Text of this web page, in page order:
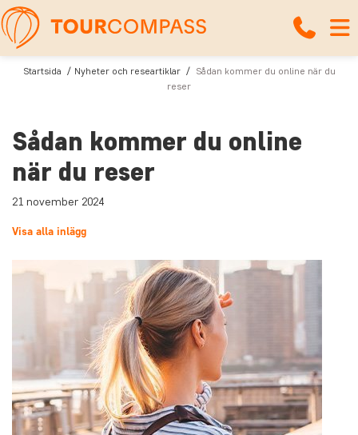
Startsida Nyheter och researtiklar
Sådan kommer du online när du
reser
Sådan kommer du online
när du reser
21 november 2024
Visa alla inlägg